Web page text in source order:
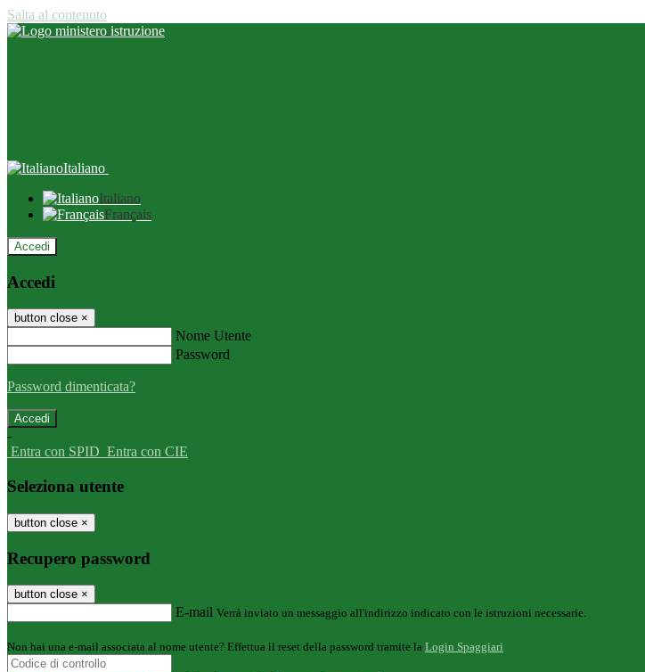
Salta al contenuto
Italiano
Italiano
Français
Accedi
Accedi
button close ×
Nome Utente
Password
Password dimenticata?
-
Entra con SPID Entra con CIE
Seleziona utente
button close ×
Recupero password
button close ×
E-mail Verrà inviato un messaggio all'indirizzo indicato con le istruzioni necessarie.
Non hai una e-mail associata al nome utente? Effettua il reset della password tramite la Login Spaggiari